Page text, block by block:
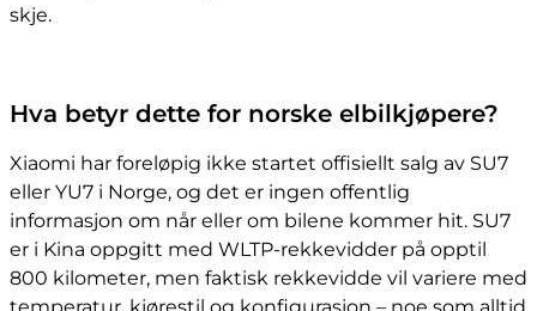
skje.
Hva betyr dette for norske elbilkjøpere?
Xiaomi har foreløpig ikke startet offisiellt salg av SU7
eller YU7 i Norge, og det er ingen offentlig
informasjon om når eller om bilene kommer hit. SU7
er i Kina oppgitt med WLTP-rekkevidder på opptil
800 kilometer, men faktisk rekkevidde vil variere med